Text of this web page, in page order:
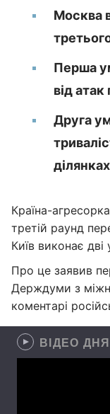
Москва
Перша
від
Друга
Країна-агресорка
третій раунд
Київ виконає дві
Про це заявив
Держдуми з
коментарі
ВІДЕО ДНЯ